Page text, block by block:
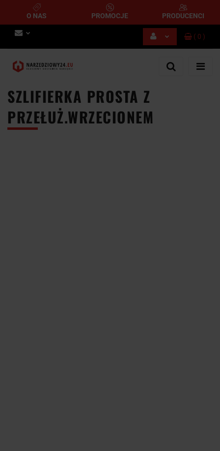
O NAS PROMOCJE PRODUCENCI
( 0 )
SZLIFIERKA PROSTA Z
PRZEŁUŻ.WRZECIONEM